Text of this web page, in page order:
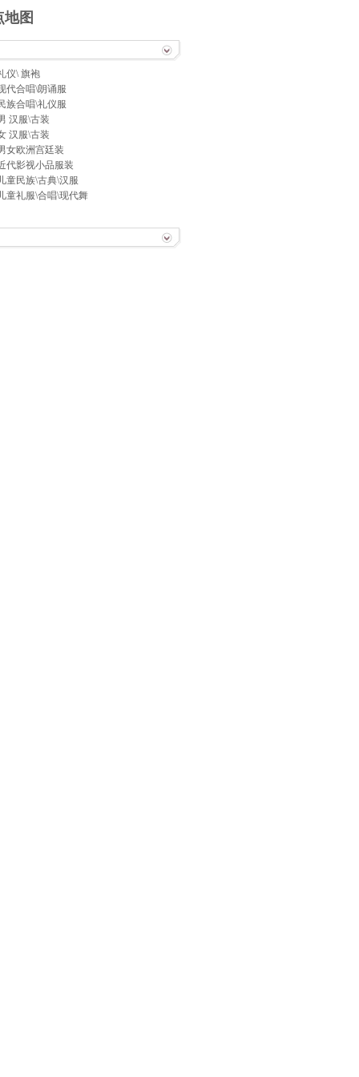
图
仪\ 旗袍
代合唱\朗诵服
族合唱\礼仪服
汉服\古装
汉服\古装
女欧洲宫廷装
代影视小品服装
童民族\古典\汉服
童礼服\合唱\现代舞